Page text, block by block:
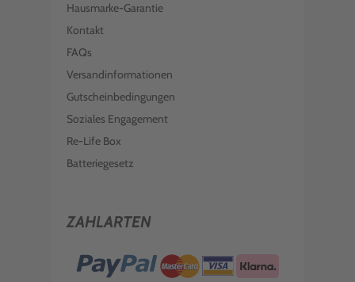
Hausmarke-Garantie
Kontakt
FAQs
Versandinformationen
Gutscheinbedingungen
Soziales Engagement
Re-Life Box
Batteriegesetz
ZAHLARTEN